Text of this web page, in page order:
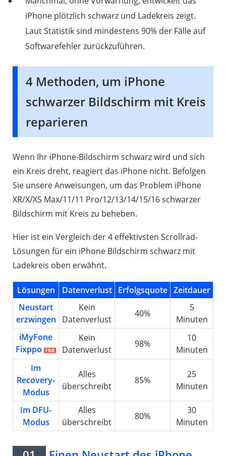
iPhone plötzlich schwarz und Ladekreis zeigt.
Laut Statistik sind mindestens 90% der Fälle auf
Softwarefehler zurückzuführen.
4 Methoden, um iPhone
schwarzer Bildschirm mit Kreis
reparieren
Wenn Ihr iPhone-Bildschirm schwarz wird und sich
ein Kreis dreht, reagiert das iPhone nicht. Befolgen
Sie unsere Anweisungen, um das Problem iPhone
XR/X/XS Max/11/11 Pro/12/13/14/15/16 schwarzer
Bildschirm mit Kreis zu beheben.
Hier ist ein Vergleich der 4 effektivsten Scrollrad-
Lösungen für ein iPhone Bildschirm schwarz mit
Ladekreis oben erwähnt.
Lösungen Datenverlust Erfolgsquote Zeitdauer
Neustart
erzwingen
Kein
Datenverlust
40%
5
Minuten
iMyFone
Fixppo
Kein
Datenverlust
98%
10
Minuten
Im
Recovery-
Modus
Alles
überschreibt
85%
25
Minuten
Im DFU-
Modus
Alles
überschreibt
80%
30
Minuten